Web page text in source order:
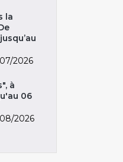
la
2026
à
06
2026